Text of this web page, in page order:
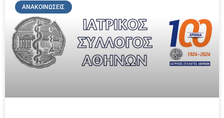
ΑΝΑΚΟΙΝΏΣΕΙΣ